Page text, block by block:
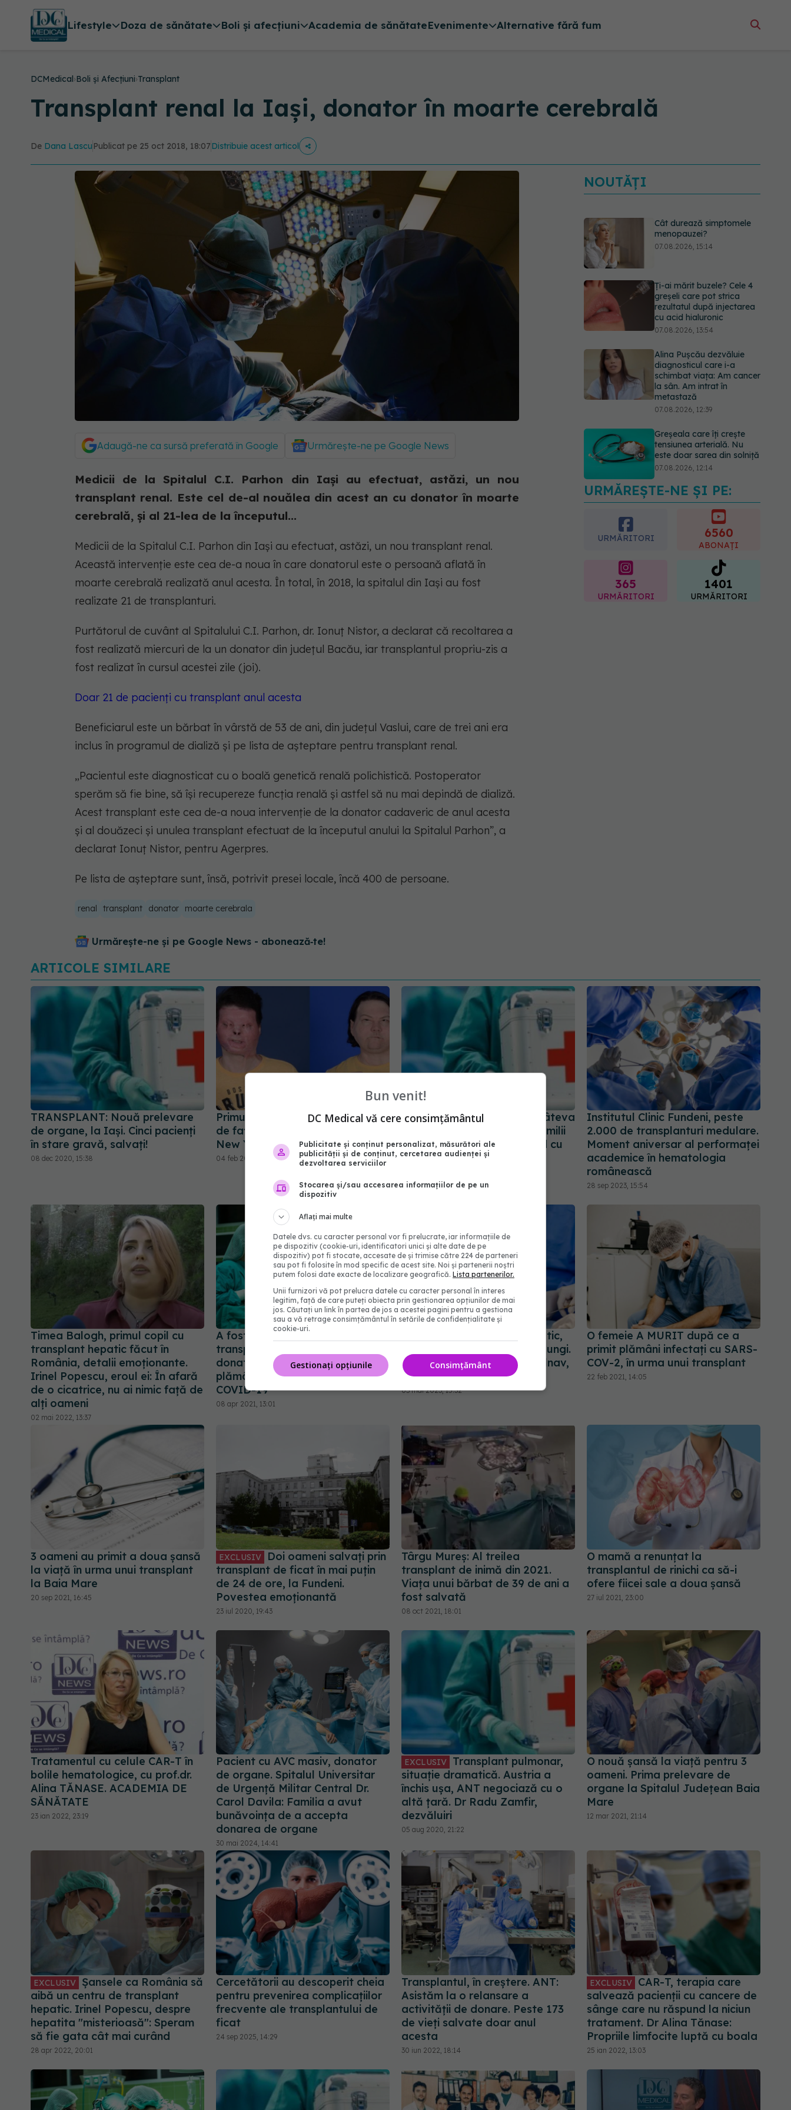
Lifestyle Doza de sănătate Boli și afecțiuni Academia de sănătateEvenimente Alternative fără fum
DCMedical›Boli și Afecțiuni›Transplant
Transplant renal la Iași, donator în moarte cerebrală
De Dana Lascu Publicat pe 25 oct 2018, 18:07Distribuie acest articol
Adaugă-ne ca sursă preferată în Google Urmărește-ne pe Google News
Medicii de la Spitalul C.I. Parhon din Iași au efectuat, astăzi, un nou
transplant renal. Este cel de-al nouălea din acest an cu donator în moarte
cerebrală, și al 21-lea de la începutul...
Medicii de la Spitalul C.I. Parhon din Iași au efectuat, astăzi, un nou transplant renal.
Această intervenție este cea de-a noua în care donatorul este o persoană aflată în
moarte cerebrală realizată anul acesta. În total, în 2018, la spitalul din Iași au fost
realizate 21 de transplanturi.
Purtătorul de cuvânt al Spitalului C.I. Parhon, dr. Ionuţ Nistor, a declarat că recoltarea a
fost realizată miercuri de la un donator din judeţul Bacău, iar transplantul propriu-zis a
fost realizat în cursul acestei zile (joi).
Doar 21 de pacienți cu transplant anul acesta
Beneficiarul este un bărbat în vârstă de 53 de ani, din judeţul Vaslui, care de trei ani era
inclus în programul de dializă și pe lista de așteptare pentru transplant renal.
„Pacientul este diagnosticat cu o boală genetică renală polichistică. Postoperator
sperăm să fie bine, să îşi recupereze funcţia renală şi astfel să nu mai depindă de dializă.
Acest transplant este cea de-a noua intervenţie de la donator cadaveric de anul acesta
şi al douăzeci şi unulea transplant efectuat de la începutul anului la Spitalul Parhon”, a
declarat Ionuţ Nistor, pentru Agerpres.
Pe lista de așteptare sunt, însă, potrivit presei locale, încă 400 de persoane.
renal transplant donator moarte cerebrala
Urmărește-ne și pe Google News - abonează‑te!
NOUTĂȚI
Cât durează simptomele
menopauzei?
07.08.2026, 15:14
Ți-ai mărit buzele? Cele 4
greșeli care pot strica
rezultatul după injectarea
cu acid hialuronic
07.08.2026, 13:54
Alina Pușcău dezvăluie
diagnosticul care i-a
schimbat viața: Am cancer
la sân. Am intrat în
metastază
07.08.2026, 12:39
Greșeala care îți crește
tensiunea arterială. Nu
este doar sarea din solniță
07.08.2026, 12:14
PNRR: 174 de milioane de
lei pentru sănătate într-o
singură săptămână. Ce
spitale primesc bani
07.08.2026, 16:41
URMĂREȘTE-NE ȘI PE:
URMĂRITORI 6560
ABONAȚI
365
URMĂRITORI
1401
URMĂRITORI
ARTICOLE SIMILARE
TRANSPLANT: Nouă prelevare
de organe, la Iași. Cinci pacienți
în stare gravă, salvați!
08 dec 2020, 15:38
Primul triplu transplant REUȘIT
de față și de mâini, realizat la
New York
04 feb 2021, 09:19
ANT: Șase vieți salvate în câteva
ore prin transplant. Două familii
îndurerate au fost de acord cu
donarea de organe
Institutul Clinic Fundeni, peste
2.000 de transplanturi medulare.
Moment aniversar al performaței
academice în hematologia
românească
28 sep 2023, 15:54
Timea Balogh, primul copil cu
transplant hepatic făcut în
România, detalii emoționante.
Irinel Popescu, eroul ei: În afară
de o cicatrice, nu ai nimic față de
alți oameni
02 mai 2022, 13:37
A fost realizat PRIMUL
transplant pulmonar de la
donatori vii. Pacienta avea
plămânii grav afectaţi de
COVID-19
08 apr 2021, 13:01
Transplantul hepatic,
criterii și liste de așteptare lungi.
Liana Gheorghe: Cel mai bolnav,
primul servit
03 mai 2023, 15:32
O femeie A MURIT după ce a
primit plămâni infectați cu SARS-
COV-2, în urma unui transplant
22 feb 2021, 14:05
3 oameni au primit a doua șansă
la viață în urma unui transplant
la Baia Mare
20 sep 2021, 16:45
EXCLUSIV
Doi oameni salvați prin
transplant de ficat în mai puțin
de 24 de ore, la Fundeni.
Povestea emoționantă
23 iul 2020, 19:43
Târgu Mureș: Al treilea
transplant de inimă din 2021.
Viața unui bărbat de 39 de ani a
fost salvată
08 oct 2021, 18:01
O mamă a renunțat la
transplantul de rinichi ca să-i
ofere fiicei sale a doua șansă
27 iul 2021, 23:00
Tratamentul cu celule CAR-T în
bolile hematologice, cu prof.dr.
Alina TĂNASE. ACADEMIA DE
SĂNĂTATE
23 ian 2022, 23:19
Pacient cu AVC masiv, donator
de organe. Spitalul Universitar
de Urgenţă Militar Central Dr.
Carol Davila: Familia a avut
bunăvoința de a accepta
donarea de organe
30 mai 2024, 14:41
EXCLUSIV
Transplant pulmonar,
situație dramatică. Austria a
închis ușa, ANT negociază cu o
altă țară. Dr Radu Zamfir,
dezvăluiri
05 aug 2020, 21:22
O nouă șansă la viață pentru 3
oameni. Prima prelevare de
organe la Spitalul Județean Baia
Mare
12 mar 2021, 21:14
EXCLUSIV
Șansele ca România să
aibă un centru de transplant
hepatic. Irinel Popescu, despre
hepatita "misterioasă": Speram
să fie gata cât mai curând
28 apr 2022, 20:01
Cercetătorii au descoperit cheia
pentru prevenirea complicațiilor
frecvente ale transplantului de
ficat
24 sep 2025, 14:29
Transplantul, în creștere. ANT:
Asistăm la o relansare a
activității de donare. Peste 173
de vieți salvate doar anul
acesta
30 iun 2022, 18:14
EXCLUSIV
CAR-T, terapia care
salvează pacienții cu cancere de
sânge care nu răspund la niciun
tratament. Dr Alina Tănase:
Propriile limfocite luptă cu boala
25 ian 2022, 13:03
Bun venit!
DC Medical vă cere consimțământul
Publicitate și conținut personalizat, măsurători ale
publicității și de conținut, cercetarea audienței și
dezvoltarea serviciilor
Stocarea și/sau accesarea informațiilor de pe un
dispozitiv
Aflați mai multe
Datele dvs. cu caracter personal vor fi prelucrate, iar informațiile de
pe dispozitiv (cookie-uri, identificatori unici și alte date de pe
dispozitiv) pot fi stocate, accesate de și trimise către 224 de parteneri
sau pot fi folosite în mod specific de acest site. Noi și partenerii noștri
putem folosi date exacte de localizare geografică. Lista partenerilor.
Unii furnizori vă pot prelucra datele cu caracter personal în interes
legitim, față de care puteți obiecta prin gestionarea opțiunilor de mai
jos. Căutați un link în partea de jos a acestei pagini pentru a gestiona
sau a vă retrage consimțământul în setările de confidențialitate și
cookie-uri.
Consimțământ
Gestionați opțiunile